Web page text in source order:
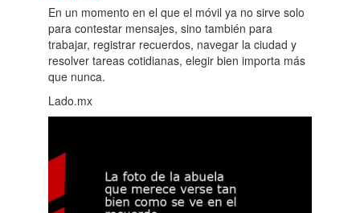
En un momento en el que el móvil ya no sirve solo
para contestar mensajes, sino también para
trabajar, registrar recuerdos, navegar la ciudad y
resolver tareas cotidianas, elegir bien importa más
que nunca.
Lado.mx